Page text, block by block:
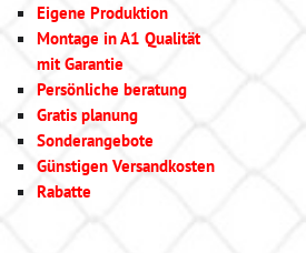
Eigene Produktion
Montage in A1 Qualität
mit Garantie
Persönliche beratung
Gratis planung
Sonderangebote
Günstigen Versandkosten
Rabatte